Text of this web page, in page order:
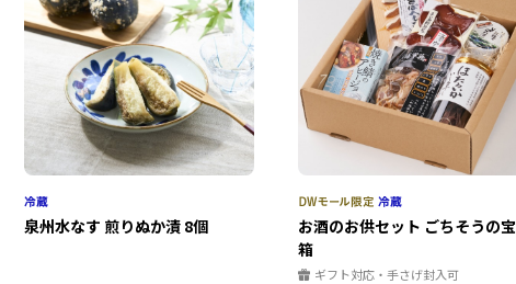
泉州水なす 煎りぬか漬 8個
お酒のお供セット ごちそうの宝
箱
ギフト対応・手さげ封入可